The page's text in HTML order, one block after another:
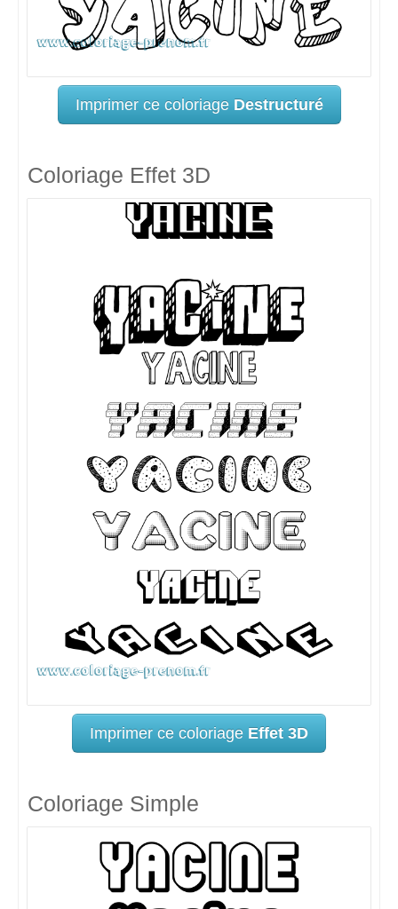
Imprimer ce coloriage Destructuré
Coloriage Effet 3D
Imprimer ce coloriage Effet 3D
Coloriage Simple